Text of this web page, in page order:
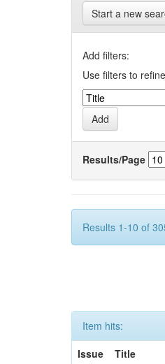
Start a new
Add filters:
Use filters to
Results/Page
Results 1-10 of
Item hits:
Issue
Title